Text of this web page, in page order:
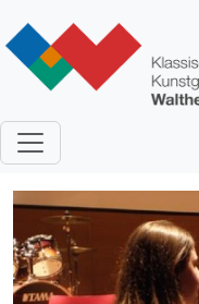
Bild